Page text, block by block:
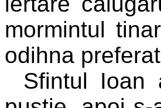
mormintul
odihna
Sfintul Ioan